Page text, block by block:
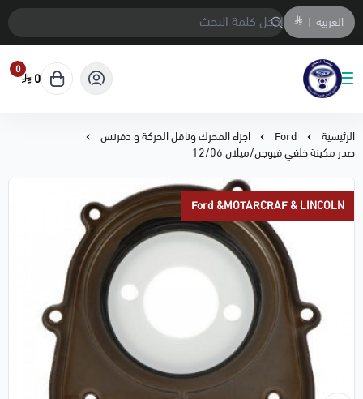
العربية |
متجر المحمادي لقطع السيارات
0
0
الرئيسية Ford
اجزاء المحرك وناقل الحركة و دفرنس
صدر مكينة خلفي فيوجن/ميلان 12/06
Ford &MOTARCRAF & LINCOLN